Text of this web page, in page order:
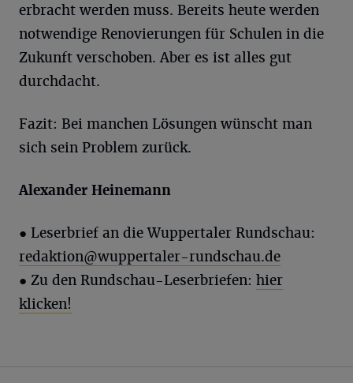
erbracht werden muss. Bereits heute werden
notwendige Renovierungen für Schulen in die
Zukunft verschoben. Aber es ist alles gut
durchdacht.
Fazit: Bei manchen Lösungen wünscht man
sich sein Problem zurück.
Alexander Heinemann
● Leserbrief an die Wuppertaler Rundschau:
redaktion@wuppertaler-rundschau.de
● Zu den Rundschau-Leserbriefen: hier
klicken!